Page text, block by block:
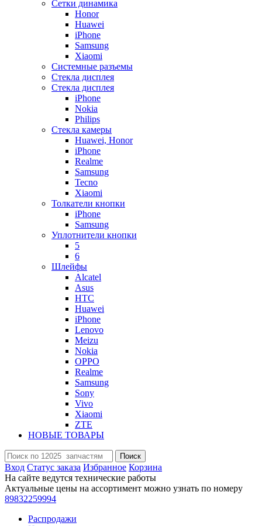
Сетки динамика
Honor
Huawei
iPhone
Samsung
Xiaomi
Системные разъемы
Стекла дисплея
Стекла дисплея
iPhone
Nokia
Philips
Стекла камеры
Huawei, Honor
iPhone
Realme
Samsung
Tecno
Xiaomi
Толкатели кнопки
iPhone
Samsung
Уплотнители кнопки
5
6
Шлейфы
Alcatel
Asus
HTC
Huawei
iPhone
Lenovo
Meizu
Nokia
OPPO
Realme
Samsung
Sony
Vivo
Xiaomi
ZTE
НОВЫЕ ТОВАРЫ
Поиск
Вход Статус заказа Избранное Корзина
На сайте ведутся технические работы
Актуальные цены на ассортимент можно узнать по номеру
89832259994
Распродажи